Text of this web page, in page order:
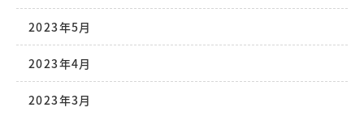
2023年5月
2023年4月
2023年3月